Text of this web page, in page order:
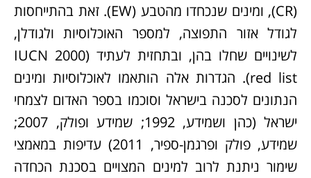
(CR), ומינים שנכחדו מהטבע (EW). זאת בהתייחסות
לגודל אזור התפוצה, למספר האוכלוסיות ולגודלן,
לשינויים שחלו בהן, ובתחזית לעתיד (IUCN 2000
red list). הגדרות אלה הותאמו לאוכלוסיות ומינים
הנתונים לסכנה בישראל וסוכמו בספר האדום לצמחי
ישראל (כהן ושמידע, 1992; שמידע ופולק, 2007;
שמידע, פולק ופרגמן-ספיר, 2011) עדיפות במאמצי
שימור ניתנת לרוב למינים המצויים בסכנת הכחדה